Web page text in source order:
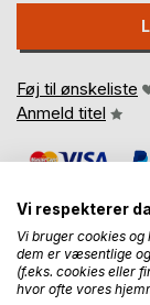
Føj til ønskeliste
Anmeld titel
BESKRIVELSE
Vi respekterer
Vi bruger cookies
dem er væsentlige
(f.eks. cookies eller
hvor ofte vores